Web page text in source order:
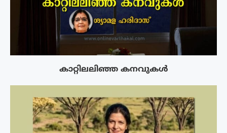
കാറ്റിലലിഞ്ഞ കനവുകൾ